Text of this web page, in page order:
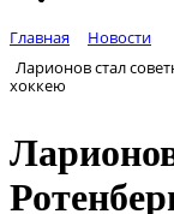
Главная
Новости
Ларионов стал
хоккею